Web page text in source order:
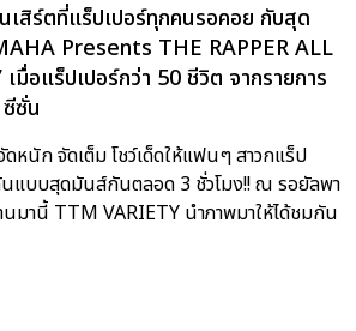
สิร์ตที่แร็ปเปอร์ทุกคนรอคอย กับสุด
Presents THE RAPPER ALL
มื่อแร็ปเปอร์กว่า 50 ชีวิต จากรายการ
ซั่น
หนัก จัดเต็ม โชว์เด็ดให้แฟนๆ สาวกแร็ป
นแบบสุดมันส์กันตลอด 3 ชั่วโมง!! ณ รอยัลพา
มานี้ TTM VARIETY นำภาพมาให้ได้ชมกัน